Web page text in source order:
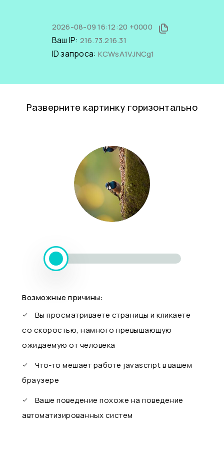
2026-08-09 16:12:20 +0000
Ваш IP: 216.73.216.31
ID запроса: KCWsA1VJNCg1
Разверните картинку горизонтально
Возможные причины:
Вы просматриваете страницы и кликаете
со скоростью, намного превышающую
ожидаемую от человека
Что-то мешает работе javascript в вашем
браузере
Ваше поведение похоже на поведение
автоматизированных систем